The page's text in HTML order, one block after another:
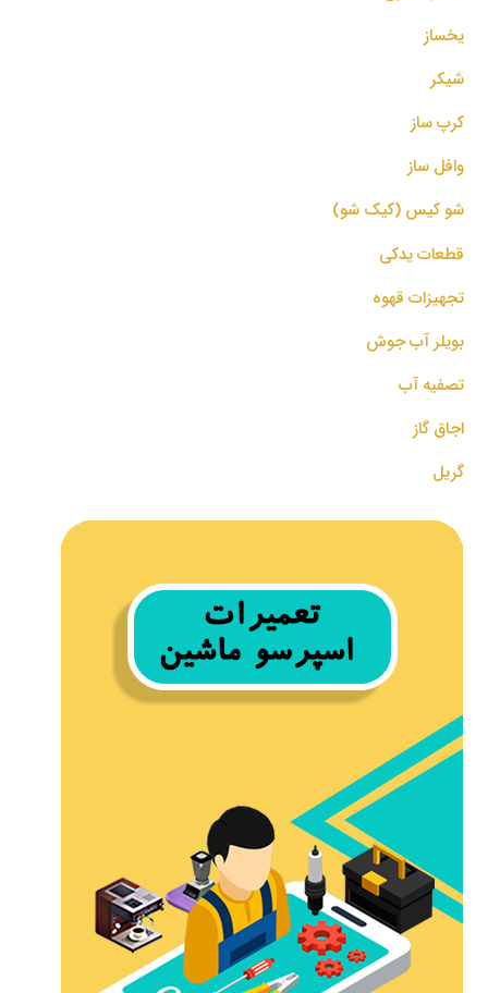
یخساز
شیکر
کرپ ساز
وافل ساز
شو کیس (کیک شو)
قطعات یدکی
تجهیزات قهوه
بویلر آب جوش
تصفیه آب
اجاق گاز
گریل